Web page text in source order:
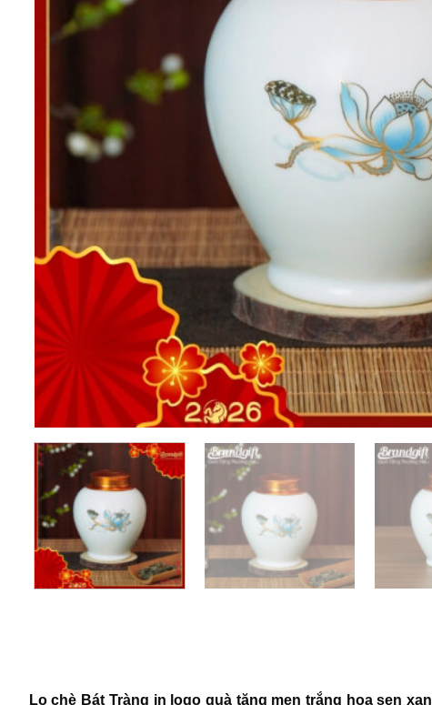
Lọ chè Bát Tràng in logo quà tặng men trắng hoa sen